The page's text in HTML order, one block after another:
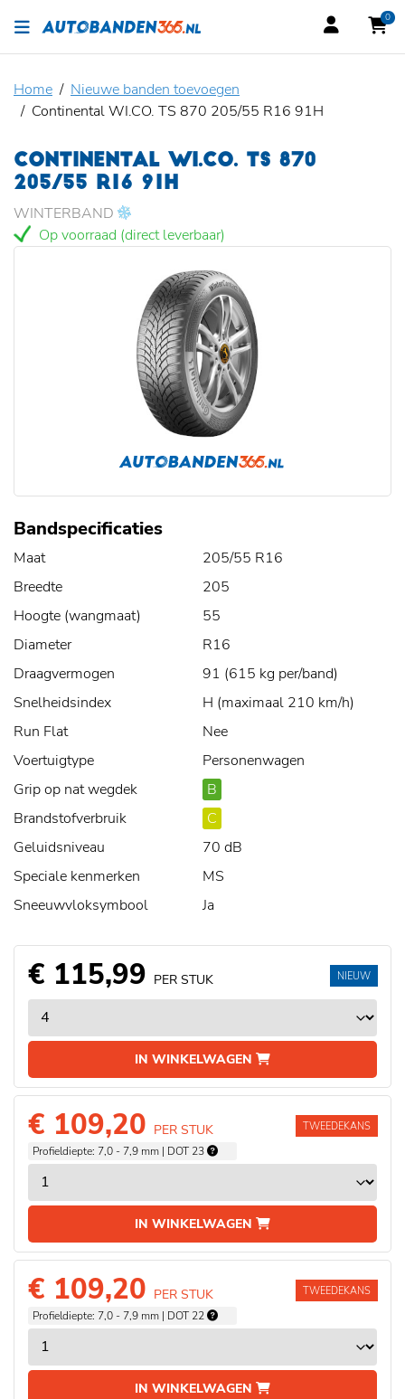
0
Home
Nieuwe banden toevoegen
Continental WI.CO. TS 870 205/55 R16 91H
CONTINENTAL WI.CO. TS 870
205/55 R16 91H
WINTERBAND
Op voorraad (direct leverbaar)
Bandspecificaties
Maat
205/55 R16
Breedte
205
Hoogte (wangmaat)
55
Diameter
R16
Draagvermogen
91 (615 kg per/band)
Snelheidsindex
H (maximaal 210 km/h)
Run Flat
Nee
Voertuigtype
Personenwagen
Grip op nat wegdek
B
Brandstofverbruik
C
Geluidsniveau
70 dB
Speciale kenmerken
MS
Sneeuwvloksymbool
Ja
€ 115,99 PER STUK
IN WINKELWAGEN
NIEUW
€ 109,20 PER STUK
Profieldiepte: 7,0 - 7,9 mm | DOT 23
IN WINKELWAGEN
TWEEDEKANS
€ 109,20 PER STUK
Profieldiepte: 7,0 - 7,9 mm | DOT 22
IN WINKELWAGEN
TWEEDEKANS